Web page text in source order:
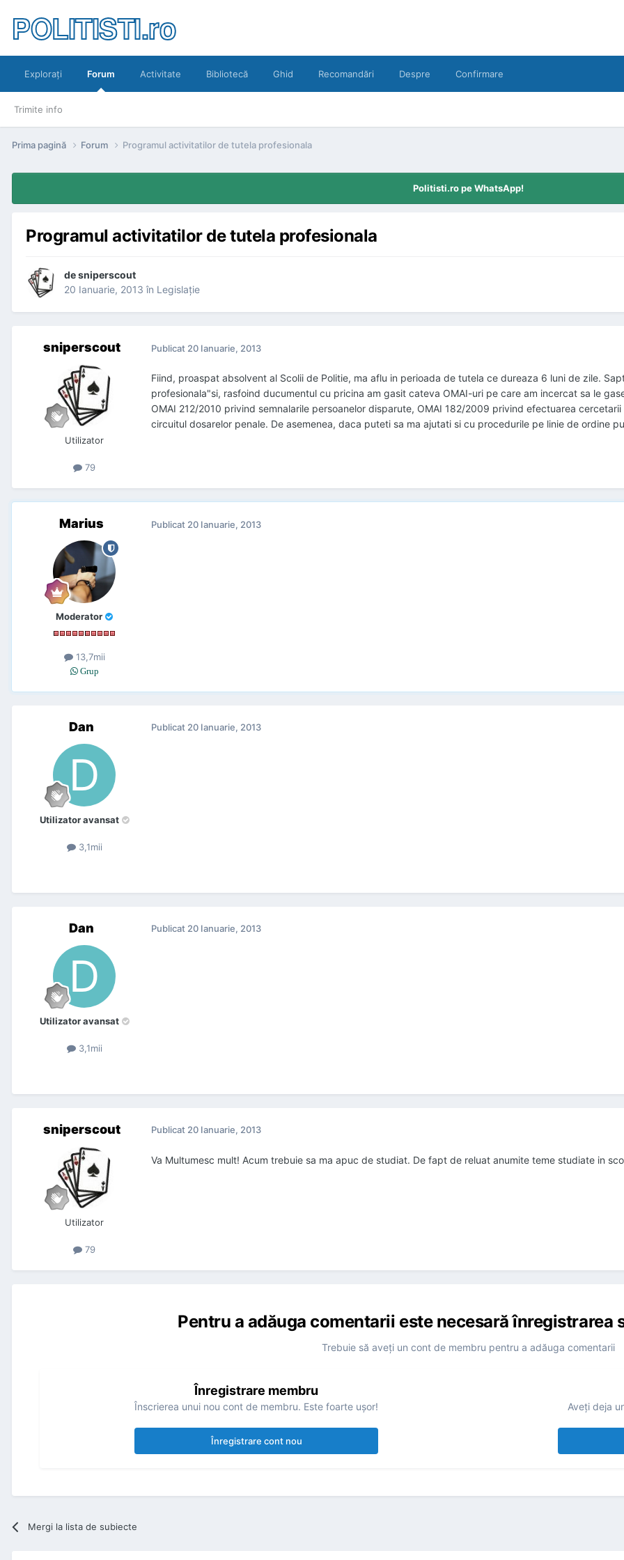
POLITISTI.ro
Exploraţi Forum
Trimite info
Activitate Bibliotecă Ghid Recomandări Despre Confirmare
Prima pagină Forum Programul activitatilor de tutela profesionala
Politisti.ro pe WhatsApp!
Programul activitatilor de tutela profesionala
desniperscout
20 Ianuarie, 2013 în Legislaţie
sniperscout
Utilizator
79
Publicat 20 Ianuarie, 2013
Fiind, proaspat absolvent al Scolii de Politie, ma aflu in perioada de tutela ce dureaza 6 luni de zile.
profesionala"si, rasfoind ducumentul cu pricina am gasit cateva OMAI-uri pe care am incercat sa le
OMAI 212/2010 privind semnalarile persoanelor disparute, OMAI 182/2009 privind efectuarea
circuitul dosarelor penale. De asemenea, daca puteti sa ma ajutati si cu procedurile pe linie de ordine
Marius
Moderator
13,7mii
Grup
Publicat 20 Ianuarie, 2013
Dan
Utilizator avansat
3,1mii
Publicat 20 Ianuarie, 2013
Dan
Utilizator avansat
3,1mii
Publicat 20 Ianuarie, 2013
sniperscout
Utilizator
79
Publicat 20 Ianuarie, 2013
Va Multumesc mult! Acum trebuie sa ma apuc de studiat. De fapt de reluat anumite teme studiate in
Pentru a adăuga comentarii este necesară înregistrarea
Trebuie să aveţi un cont de membru pentru a adăuga comentarii
Înregistrare membru
Înscrierea unui nou cont de membru. Este foarte uşor!
Înregistrare cont nou
Aveţi deja
Mergi la lista de subiecte